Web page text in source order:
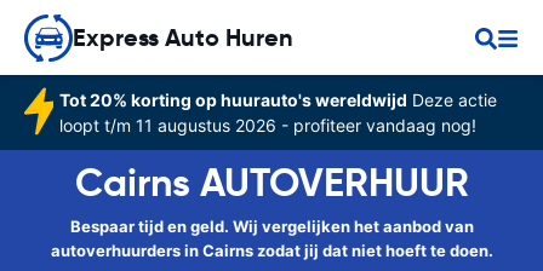
Express Auto Huren
Tot 20% korting op huurauto's wereldwijd Deze actie
loopt t/m 11 augustus 2026 - profiteer vandaag nog!
Cairns AUTOVERHUUR
Bespaar tijd en geld. Wij vergelijken het aanbod van
autoverhuurders in Cairns zodat jij dat niet hoeft te doen.